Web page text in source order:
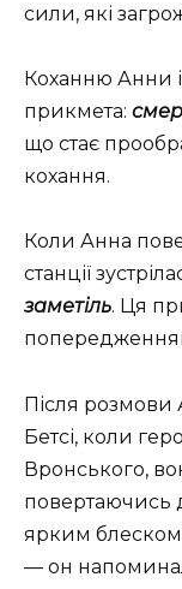
сили, які
Коханню Анни
прикмета:
що стає
кохання.
Коли Анна
станції
заметіль. Ця
Після розмови
Бетсі, коли
Вронського,
повертаючись
ярким
— он